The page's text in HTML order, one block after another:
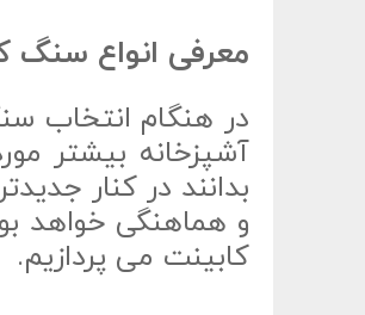
معرفی انواع سنگ
در هنگام انتخاب
آشپزخانه بیشتر
بدانند در کنار
و هماهنگی خواهد
کابینت می پردازیم.